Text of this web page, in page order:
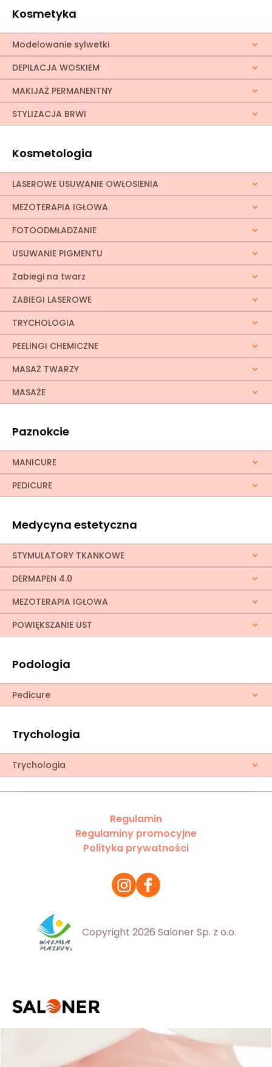
Kosmetyka
Modelowanie sylwetki
DEPILACJA WOSKIEM
MAKIJAŻ PERMANENTNY
STYLIZACJA BRWI
Kosmetologia
LASEROWE USUWANIE OWŁOSIENIA
MEZOTERAPIA IGŁOWA
FOTOODMŁADZANIE
USUWANIE PIGMENTU
Zabiegi na twarz
ZABIEGI LASEROWE
TRYCHOLOGIA
PEELINGI CHEMICZNE
MASAŻ TWARZY
MASAŻE
Paznokcie
MANICURE
PEDICURE
Medycyna estetyczna
STYMULATORY TKANKOWE
DERMAPEN 4.0
MEZOTERAPIA IGŁOWA
POWIĘKSZANIE UST
Podologia
Pedicure
Trychologia
Trychologia
Regulamin
Regulaminy promocyjne
Polityka prywatności
Copyright 2026 Saloner Sp. z o.o.